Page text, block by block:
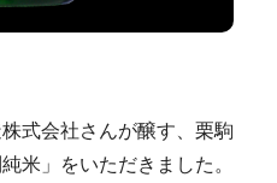
式会社さんが醸す、栗駒
米」をいただきました。